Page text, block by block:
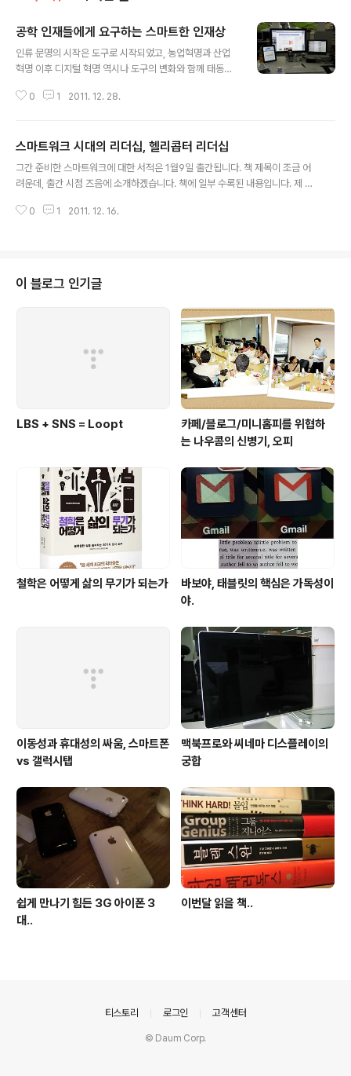
공학 인재들에게 요구하는 스마트한 인재상
인류 문명의 시작은 도구로 시작되었고, 농업혁명과 산업
혁명 이후 디지털 혁명 역시나 도구의 변화와 함께 태동되
은 우리 삶을 크게 변화시켰다. 특히 직장인들의 책상은 P
하던 사무실 책상과 사무환경은 PC와 인터넷이 가져온 디
지털 혁명으로 인하여 완전히 바뀌었다. 사무실 책상 위에
는 19인치 모니터와 마우스, 키보드 그리고 전화기 정도가
급과 함께 시대를 스마트 혁명으로 또다른 전환기를 맞이
0 1 2011. 12. 28.
스마트워크 시대의 리더십, 헬리콥터 리더십
그간 준비한 스마트워크에 대한 서적은 1월9일 출간됩니다. 책 제목이 조금 어
려운데, 출간 시점 즈음에 소개하겠습니다. 책에 일부 수록된 내용입니다. 제 최
시대에 필요한 헬리콥터 리더십 사실 스마트 시대에 가장 요구되는 최상의 리더
되는 것이 최근 산업의 동향이다. 이러한 트렌드에 안성맞춤인 것이 헬리콥터
리더십이다. 디테일을 챙겨야 하는 시대 IT 기술의 발전은 우리 사회를 너무 빠
0 1 2011. 12. 16.
이 블로그 인기글
LBS + SNS = Loopt
카페/블로그/미니홈피를 위협하
는 나우콤의 신병기, 오피
철학은 어떻게 삶의 무기가 되는가
바보야, 태블릿의 핵심은 가독성이
야.
이동성과 휴대성의 싸움, 스마트폰
vs 갤럭시탭
맥북프로와 씨네마 디스플레이의
궁합
쉽게 만나기 힘든 3G 아이폰 3
대..
이번달 읽을 책..
티스토리 로그인 고객센터
© Daum Corp.